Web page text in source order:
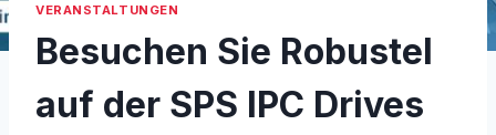
VERANSTALTUNGEN
Besuchen Sie Robustel
auf der SPS IPC Drives